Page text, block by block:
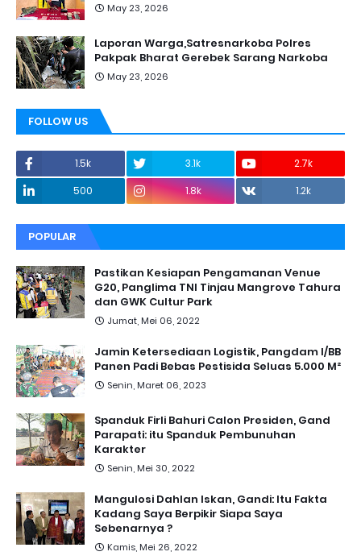
May 23, 2026
Laporan Warga,Satresnarkoba Polres
Pakpak Bharat Gerebek Sarang Narkoba
May 23, 2026
FOLLOW US
1.5k 3.1k
2.7k
500
1.8k 1.2k
POPULAR
Pastikan Kesiapan Pengamanan Venue
G20, Panglima TNI Tinjau Mangrove Tahura
dan GWK Cultur Park
Jumat, Mei 06, 2022
Jamin Ketersediaan Logistik, Pangdam I/BB
Panen Padi Bebas Pestisida Seluas 5.000 M²
Senin, Maret 06, 2023
Spanduk Firli Bahuri Calon Presiden, Gand
Parapati: itu Spanduk Pembunuhan
Karakter
Senin, Mei 30, 2022
Mangulosi Dahlan Iskan, Gandi: Itu Fakta
Kadang Saya Berpikir Siapa Saya
Sebenarnya ?
Kamis, Mei 26, 2022